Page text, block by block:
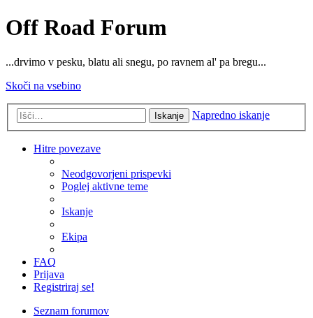
Off Road Forum
...drvimo v pesku, blatu ali snegu, po ravnem al' pa bregu...
Skoči na vsebino
Iskanje Napredno iskanje
Hitre povezave
Neodgovorjeni prispevki
Poglej aktivne teme
Iskanje
Ekipa
FAQ
Prijava
Registriraj se!
Seznam forumov